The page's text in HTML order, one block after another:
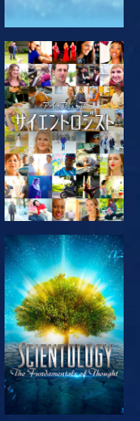
観る
シリーズを探求